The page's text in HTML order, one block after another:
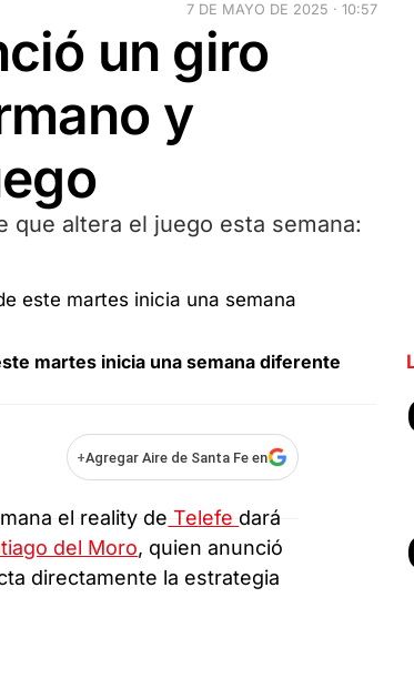
7 DE MAYO DE 2025 · 10:57
un giro
y
que altera el juego esta semana:
martes inicia una semana diferente
+Agregar Aire de Santa Fe en
el reality de Telefe dará
del Moro, quien anunció
directamente la estrategia